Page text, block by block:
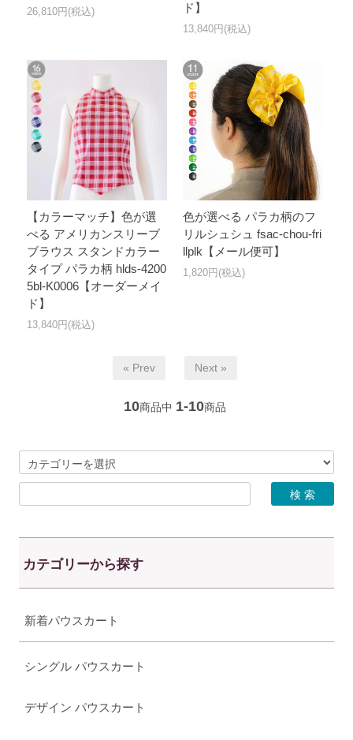
26,810円(税込)
ド】
13,840円(税込)
【カラーマッチ】色が選
べる アメリカンスリーブ
ブラウス スタンドカラー
タイプ パラカ柄 hlds-4200
5bl-K0006【オーダーメイ
ド】
13,840円(税込)
色が選べる パラカ柄のフ
リルシュシュ fsac-chou-fri
llplk【メール便可】
1,820円(税込)
« Prev Next »
10商品中 1-10商品
カテゴリーから探す
新着パウスカート
シングル パウスカート
デザイン パウスカート